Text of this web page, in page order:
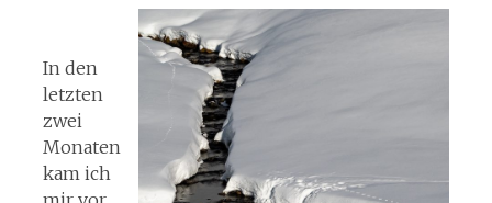
In den
letzten
zwei
Monaten
kam ich